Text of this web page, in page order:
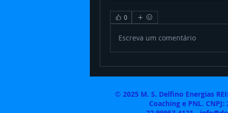
0
Escreva um comentário
© 2025 M. S. Delfino Energias
Coaching e PNL.